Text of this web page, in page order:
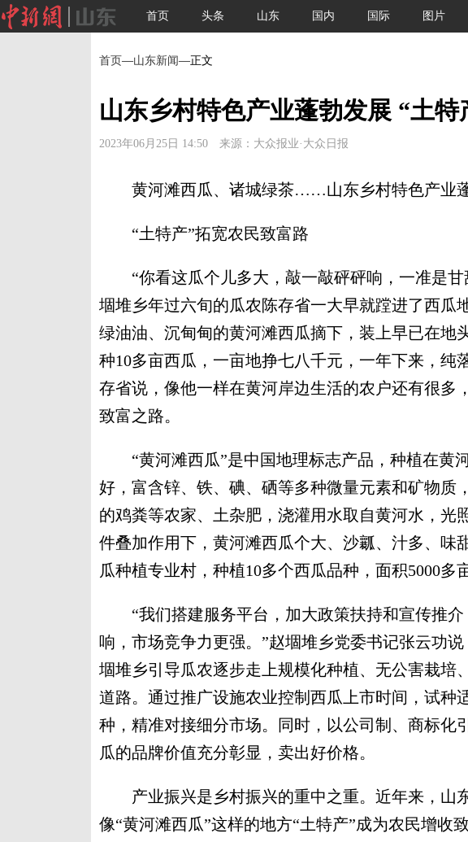
首页 头条 山东 国内 国际 图片
首页—山东新闻—正文
山东乡村特色产业蓬勃发展 “土特
2023年06月25日 14:50 来源：大众报业·大众日报
黄河滩西瓜、诸城绿茶……山东乡村特色产业
“土特产”拓宽农民致富路
“你看这瓜个儿多大，敲一敲砰砰响，一准是甘
堌堆乡年过六旬的瓜农陈存省一大早就蹚进了西瓜
绿油油、沉甸甸的黄河滩西瓜摘下，装上早已在地
种10多亩西瓜，一亩地挣七八千元，一年下来，纯
存省说，像他一样在黄河岸边生活的农户还有很多
致富之路。
“黄河滩西瓜”是中国地理标志产品，种植在黄
好，富含锌、铁、碘、硒等多种微量元素和矿物质
的鸡粪等农家、土杂肥，浇灌用水取自黄河水，光
件叠加作用下，黄河滩西瓜个大、沙瓤、汁多、味
瓜种植专业村，种植10多个西瓜品种，面积5000多
“我们搭建服务平台，加大政策扶持和宣传推介
响，市场竞争力更强。”赵堌堆乡党委书记张云功
堌堆乡引导瓜农逐步走上规模化种植、无公害栽培
道路。通过推广设施农业控制西瓜上市时间，试种
种，精准对接细分市场。同时，以公司制、商标化
瓜的品牌价值充分彰显，卖出好价格。
产业振兴是乡村振兴的重中之重。近年来，山东
像“黄河滩西瓜”这样的地方“土特产”成为农民增收